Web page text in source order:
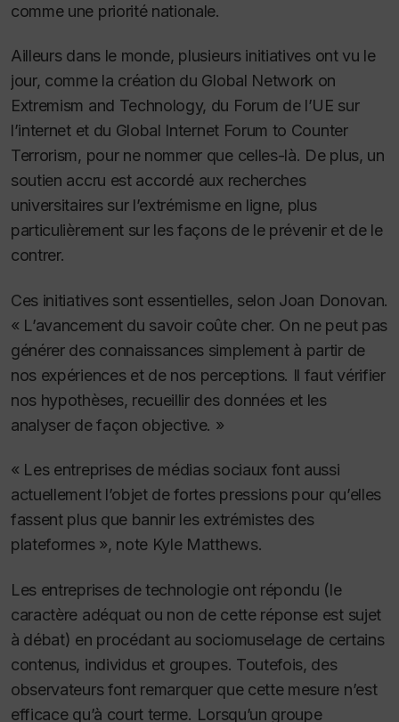
comme une priorité nationale.
Ailleurs dans le monde, plusieurs initiatives ont vu le
jour, comme la création du Global Network on
Extremism and Technology, du Forum de l’UE sur
l’internet et du Global Internet Forum to Counter
Terrorism, pour ne nommer que celles-là. De plus, un
soutien accru est accordé aux recherches
universitaires sur l’extrémisme en ligne, plus
particulièrement sur les façons de le prévenir et de le
contrer.
Ces initiatives sont essentielles, selon Joan Donovan.
« L’avancement du savoir coûte cher. On ne peut pas
générer des connaissances simplement à partir de
nos expériences et de nos perceptions. Il faut vérifier
nos hypothèses, recueillir des données et les
analyser de façon objective. »
« Les entreprises de médias sociaux font aussi
actuellement l’objet de fortes pressions pour qu’elles
fassent plus que bannir les extrémistes des
plateformes », note Kyle Matthews.
Les entreprises de technologie ont répondu (le
caractère adéquat ou non de cette réponse est sujet
à débat) en procédant au sociomuselage de certains
contenus, individus et groupes. Toutefois, des
observateurs font remarquer que cette mesure n’est
efficace qu’à court terme. Lorsqu’un groupe